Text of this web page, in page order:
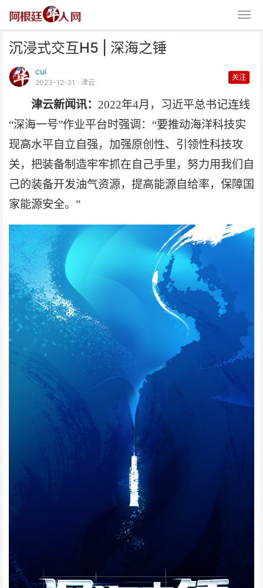
沉浸式交互H5 | 深海之锤
cui
2023-12-21 · 津云
关注
津云新闻讯： 2022年4月，习近平总书记连线
“深海一号”作业平台时强调：“要推动海洋科技实
现高水平自立自强，加强原创性、引领性科技攻
关，把装备制造牢牢抓在自己手里，努力用我们自
己的装备开发油气资源，提高能源自给率，保障国
家能源安全。”
沉浸式交互H5 | 深海之锤